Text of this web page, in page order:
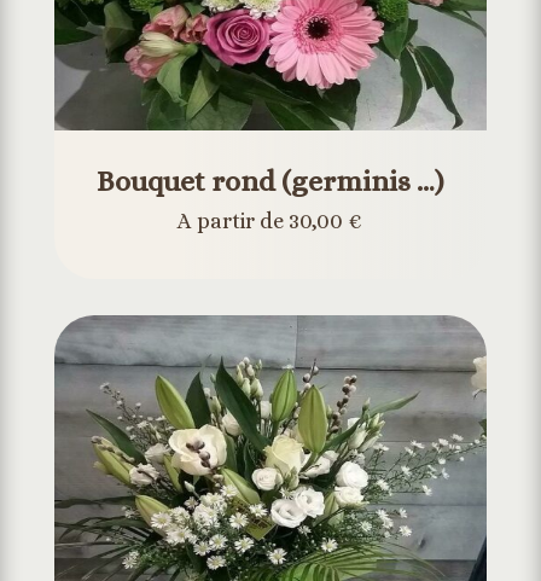
Bouquet rond (germinis …)
A partir de 30,00 €